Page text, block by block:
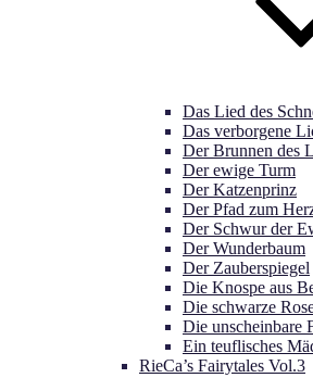
Das Lied des
Das verborgene
Der Brunnen des
Der ewige Turm
Der Katzenprinz
Der Pfad zum
Der Schwur der
Der Wunderbaum
Der Zauberspiegel
Die Knospe aus
Die schwarze
Die unscheinbare
Ein teuflisches
RieCa’s Fairytales Vol.3